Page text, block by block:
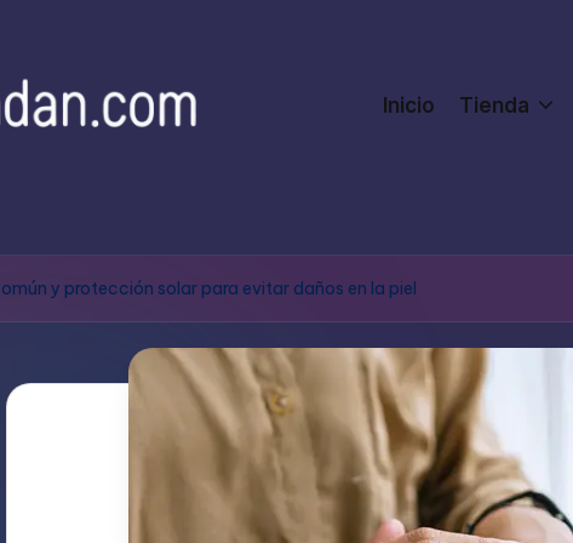
Inicio Tienda
y protección solar para evitar daños en la piel